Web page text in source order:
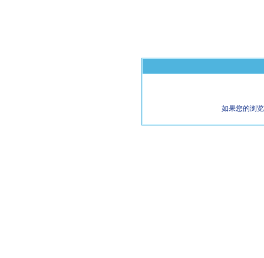
如果您的浏